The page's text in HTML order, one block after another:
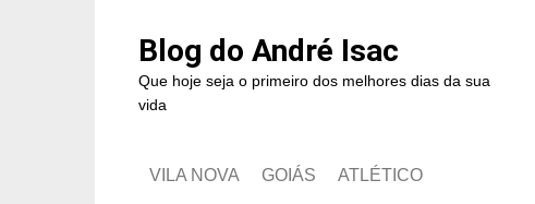
Blog do André Isac
Que hoje seja o primeiro dos melhores dias da sua
vida
VILA NOVA GOIÁS ATLÉTICO